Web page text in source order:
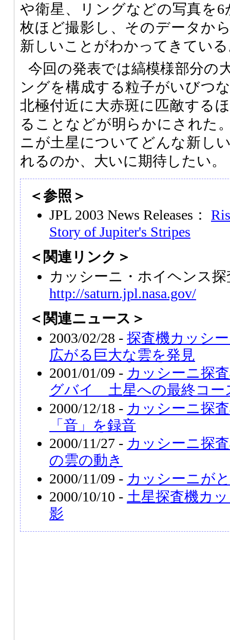
や衛星、リングなどの写真を6
枚ほど撮影し、そのデータか
新しいことがわかってきてい
今回の発表では縞模様部分の
ングを構成する粒子がいびつ
北極付近に大赤斑に匹敵する
ることなどが明らかにされた
ニが土星についてどんな新し
れるのか、大いに期待したい。
＜参照＞
JPL 2003 News Releases：
Story of Jupiter's Stripes
＜関連リンク＞
カッシーニ・ホイヘンス探
http://saturn.jpl.nasa.gov/
＜関連ニュース＞
2003/02/28 - 探査機カッシ
広がる巨大な雲を発見
2001/01/09 - カッシーニ探
グバイ 土星への最終コー
2000/12/18 - カッシーニ探
「音」を録音
2000/11/27 - カッシーニ探
の雲の動き
2000/11/09 - カッシーニが
2000/10/10 - 土星探査機カ
影